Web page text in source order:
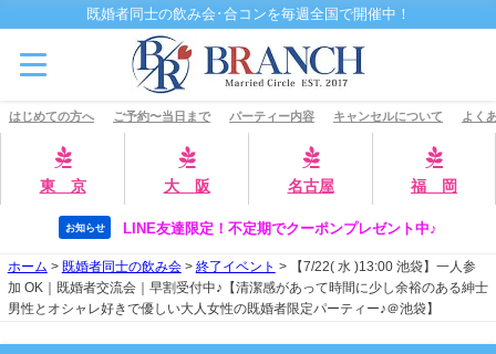
既婚者同士の飲み会･合コンを毎週全国で開催中！
はじめての方へ ご予約〜当日まで パーティー内容 キャンセルについて よく
東 京 大 阪 名古屋 福 岡
お知らせ LINE友達限定！不定期でクーポンプレゼント中♪
ホーム > 既婚者同士の飲み会> 終了イベント >
【7/22( 水 )13:00 池袋】一人参
加 OK｜既婚者交流会｜早割受付中♪【清潔感があって時間に少し余裕のある紳士
男性とオシャレ好きで優しい大人女性の既婚者限定パーティー♪＠池袋】